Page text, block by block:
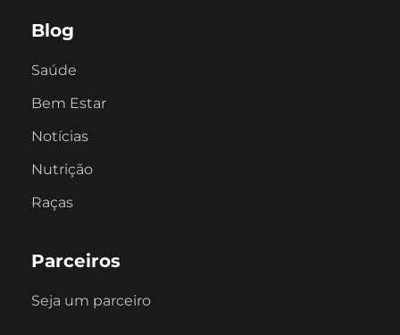
Blog
Saúde
Bem Estar
Notícias
Nutrição
Raças
Parceiros
Seja um parceiro